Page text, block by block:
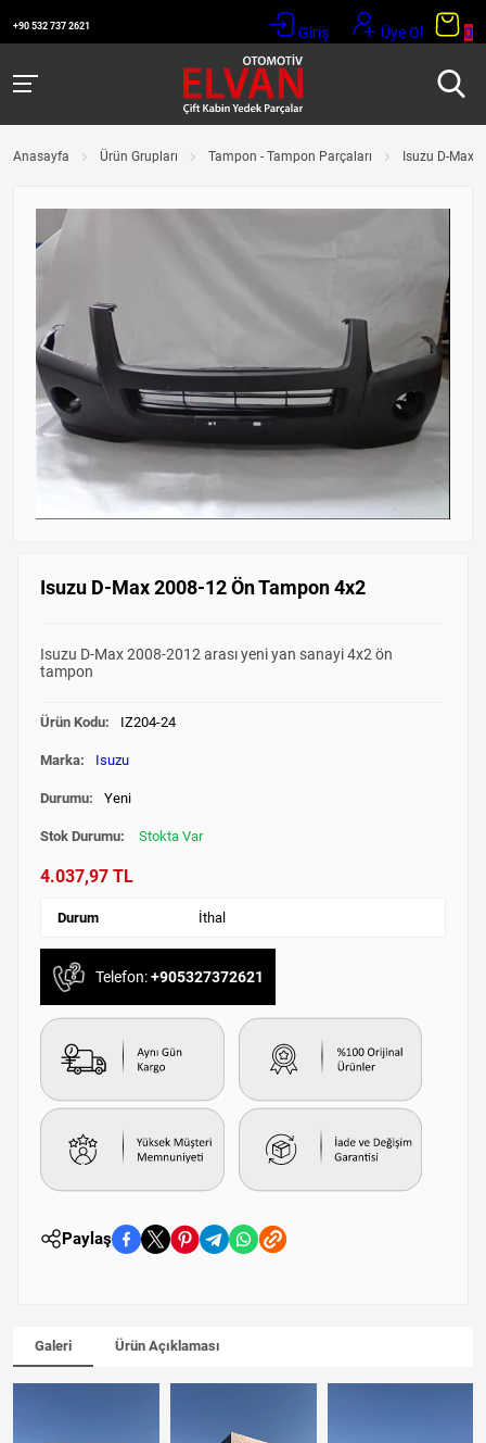
+90 532 737 2621 Giriş Üye Ol 0
Anasayfa Ürün Grupları Tampon - Tampon Parçaları Isuzu D-Max
Isuzu D-Max 2008-12 Ön Tampon 4x2
Isuzu D-Max 2008-2012 arası yeni yan sanayi 4x2 ön
tampon
Ürün Kodu: IZ204-24
Marka: Isuzu
Durumu: Yeni
Stok Durumu: Stokta Var
4.037,97 TL
Durum İthal
Telefon:+905327372621
Paylaş
Galeri Ürün Açıklaması